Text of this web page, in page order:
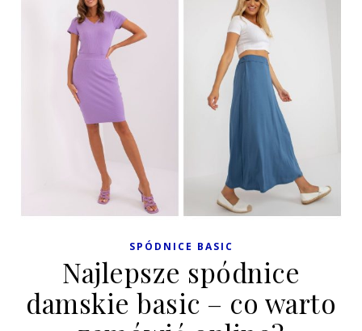
SPÓDNICE BASIC
Najlepsze spódnice
damskie basic – co warto